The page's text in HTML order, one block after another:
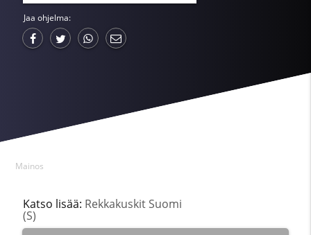
Jaa ohjelma:
Mainos
Katso lisää: Rekkakuskit Suomi
(S)